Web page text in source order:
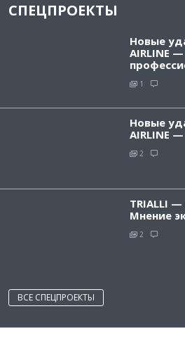
СПЕЦПРОЕКТЫ
Новые
AIRLINE
1
Новые
AIRLINE
2
TRIALLI
Мнение
2
ВСЕ СПЕЦПРОЕКТЫ